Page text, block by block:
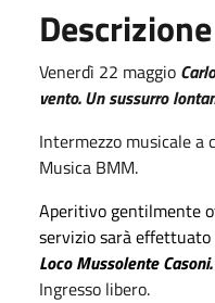
Descrizione
Venerdì 22 maggio
vento. Un sussurro
Intermezzo musicale a
Musica BMM.
Aperitivo gentilmente
servizio sarà
Loco Mussolente Casoni.
Ingresso libero.